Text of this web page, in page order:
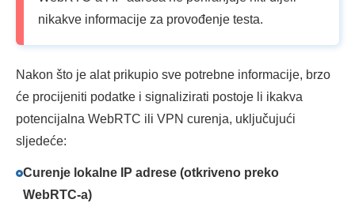
nikakve informacije za provođenje testa.
Nakon što je alat prikupio sve potrebne informacije, brzo
će procijeniti podatke i signalizirati postoje li ikakva
potencijalna WebRTC ili VPN curenja, uključujući
sljedeće:
Curenje lokalne IP adrese (otkriveno preko
WebRTC-a)